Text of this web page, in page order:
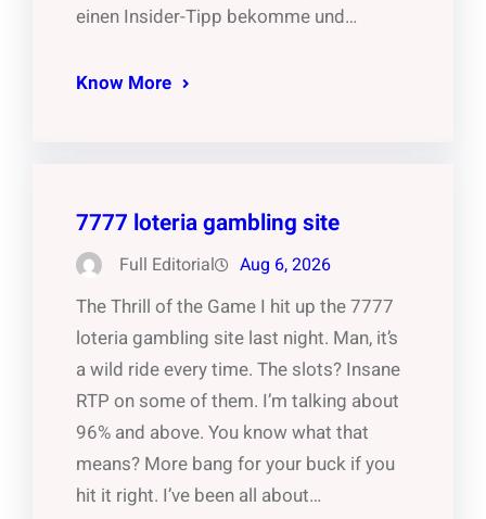
einen Insider-Tipp bekomme und…
Know More
7777 loteria gambling site
Full Editorial Aug 6, 2026
The Thrill of the Game I hit up the 7777
loteria gambling site last night. Man, it’s
a wild ride every time. The slots? Insane
RTP on some of them. I’m talking about
96% and above. You know what that
means? More bang for your buck if you
hit it right. I’ve been all about…